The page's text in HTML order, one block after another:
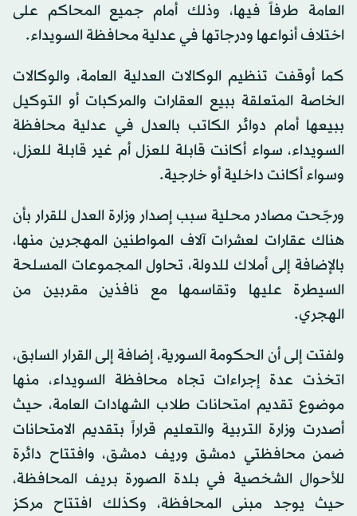
العامة طرفاً فيها، وذلك أمام جميع المحاكم على
اختلاف أنواعها ودرجاتها في عدلية محافظة السويداء.
كما أوقفت تنظيم الوكالات العدلية العامة، والوكالات
الخاصة المتعلقة ببيع العقارات والمركبات أو التوكيل
ببيعها أمام دوائر الكاتب بالعدل في عدلية محافظة
السويداء، سواء أكانت قابلة للعزل أم غير قابلة للعزل،
وسواء أكانت داخلية أو خارجية.
ورجّحت مصادر محلية سبب إصدار وزارة العدل للقرار بأن
هناك عقارات لعشرات آلاف المواطنين المهجرين منها،
بالإضافة إلى أملاك للدولة، تحاول المجموعات المسلحة
السيطرة عليها وتقاسمها مع نافذين مقربين من
الهجري.
ولفتت إلى أن الحكومة السورية، إضافة إلى القرار السابق،
اتخذت عدة إجراءات تجاه محافظة السويداء، منها
موضوع تقديم امتحانات طلاب الشهادات العامة، حيث
أصدرت وزارة التربية والتعليم قراراً بتقديم الامتحانات
ضمن محافظتي دمشق وريف دمشق، وافتتاح دائرة
للأحوال الشخصية في بلدة الصورة بريف المحافظة،
حيث يوجد مبنى المحافظة، وكذلك افتتاح مركز